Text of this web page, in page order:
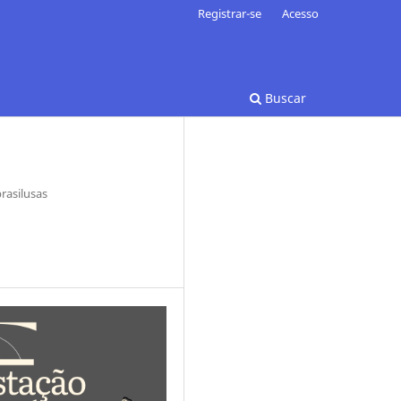
Buscar
Registrar-se Acesso